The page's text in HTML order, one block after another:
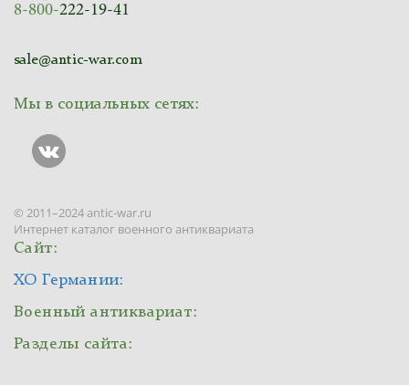
8-800-222-19-41
sale@antic-war.com
Мы в социальных сетях:
© 2011–2024 antic-war.ru
Интернет каталог военного антиквариата
Сайт:
ХО Германии:
Военный антиквариат:
Разделы сайта: